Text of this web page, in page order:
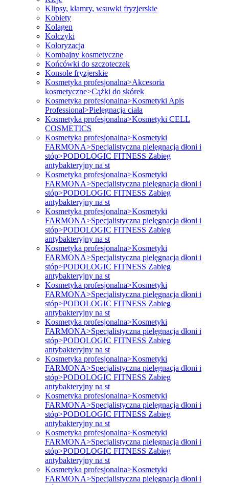
Klipsy, klamry, wsuwki fryzjerskie
Kobiety
Kolagen
Kolczyki
Koloryzacja
Kombajny kosmetyczne
Końcówki do szczoteczek
Konsole fryzjerskie
Kosmetyka profesjonalna>Akcesoria
kosmetyczne>Cążki do skórek
Kosmetyka profesjonalna>Kosmetyki Apis
Professional>Pielęgnacja ciała
Kosmetyka profesjonalna>Kosmetyki CELL
COSMETICS
Kosmetyka profesjonalna>Kosmetyki
FARMONA>Specjalistyczna pielęgnacja dłoni i
stóp>PODOLOGIC FITNESS Zabieg
antybakteryjny na st
Kosmetyka profesjonalna>Kosmetyki
FARMONA>Specjalistyczna pielęgnacja dłoni i
stóp>PODOLOGIC FITNESS Zabieg
antybakteryjny na st
Kosmetyka profesjonalna>Kosmetyki
FARMONA>Specjalistyczna pielęgnacja dłoni i
stóp>PODOLOGIC FITNESS Zabieg
antybakteryjny na st
Kosmetyka profesjonalna>Kosmetyki
FARMONA>Specjalistyczna pielęgnacja dłoni i
stóp>PODOLOGIC FITNESS Zabieg
antybakteryjny na st
Kosmetyka profesjonalna>Kosmetyki
FARMONA>Specjalistyczna pielęgnacja dłoni i
stóp>PODOLOGIC FITNESS Zabieg
antybakteryjny na st
Kosmetyka profesjonalna>Kosmetyki
FARMONA>Specjalistyczna pielęgnacja dłoni i
stóp>PODOLOGIC FITNESS Zabieg
antybakteryjny na st
Kosmetyka profesjonalna>Kosmetyki
FARMONA>Specjalistyczna pielęgnacja dłoni i
stóp>PODOLOGIC FITNESS Zabieg
antybakteryjny na st
Kosmetyka profesjonalna>Kosmetyki
FARMONA>Specjalistyczna pielęgnacja dłoni i
stóp>PODOLOGIC FITNESS Zabieg
antybakteryjny na st
Kosmetyka profesjonalna>Kosmetyki
FARMONA>Specjalistyczna pielęgnacja dłoni i
stóp>PODOLOGIC FITNESS Zabieg
antybakteryjny na st
Kosmetyka profesjonalna>Kosmetyki
FARMONA>Specjalistyczna pielęgnacja dłoni i